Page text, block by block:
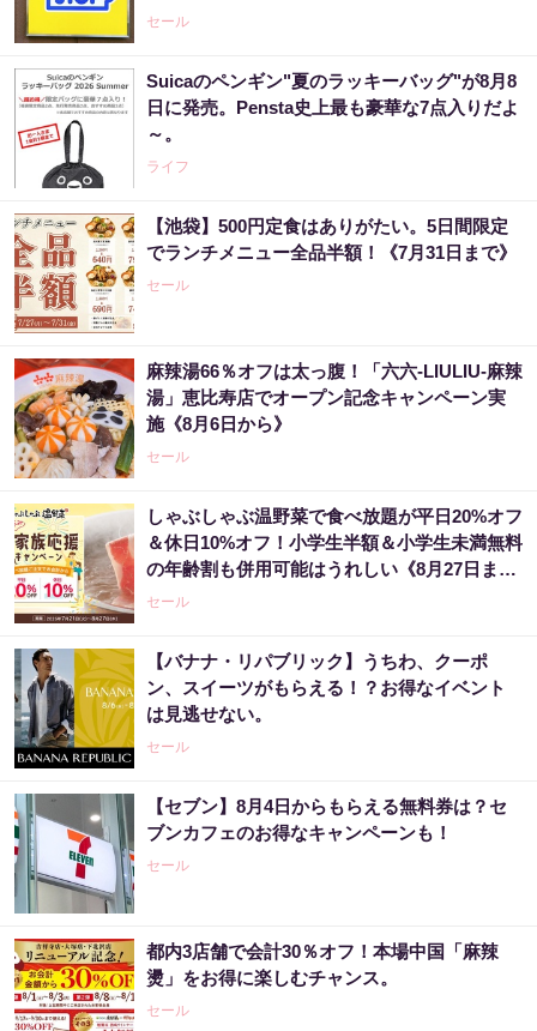
セール
Suicaのペンギン"夏のラッキーバッグ"が8月8
日に発売。Pensta史上最も豪華な7点入りだよ
～。
ライフ
【池袋】500円定食はありがたい。5日間限定
でランチメニュー全品半額！《7月31日まで》
セール
麻辣湯66％オフは太っ腹！「六六-LIULIU-麻辣
湯」恵比寿店でオープン記念キャンペーン実
施《8月6日から》
セール
しゃぶしゃぶ温野菜で食べ放題が平日20%オフ
＆休日10%オフ！小学生半額＆小学生未満無料
の年齢割も併用可能はうれしい《8月27日ま
で》
セール
【バナナ・リパブリック】うちわ、クーポ
ン、スイーツがもらえる！？お得なイベント
は見逃せない。
セール
【セブン】8月4日からもらえる無料券は？セ
ブンカフェのお得なキャンペーンも！
セール
都内3店舗で会計30％オフ！本場中国「麻辣
燙」をお得に楽しむチャンス。
セール